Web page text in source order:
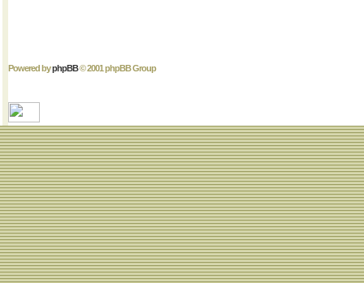
Powered byphpBB© 2001 phpBB Group